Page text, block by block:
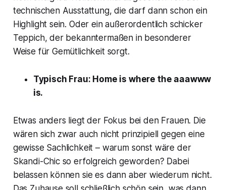
technischen Ausstattung, die darf dann schon ein
Highlight sein. Oder ein außerordentlich schicker
Teppich, der bekanntermaßen in besonderer
Weise für Gemütlichkeit sorgt.
Typisch Frau: Home is where the aaawww
is.
Etwas anders liegt der Fokus bei den Frauen. Die
wären sich zwar auch nicht prinzipiell gegen eine
gewisse Sachlichkeit – warum sonst wäre der
Skandi-Chic so erfolgreich geworden? Dabei
belassen können sie es dann aber wiederum nicht.